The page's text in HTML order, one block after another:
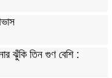
ঝুঁকি তিন গুণ বেশি :